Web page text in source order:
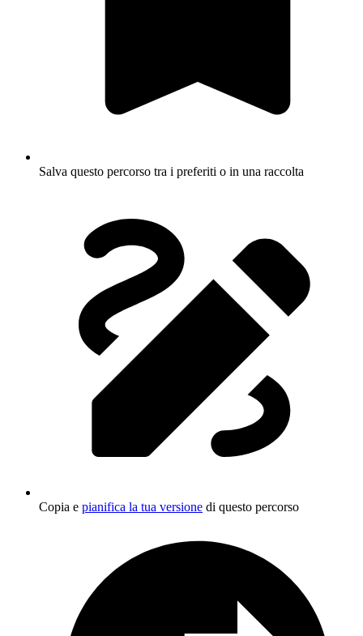
Salva questo percorso tra i preferiti o in una raccolta
Copia e pianifica la tua versione di questo percorso